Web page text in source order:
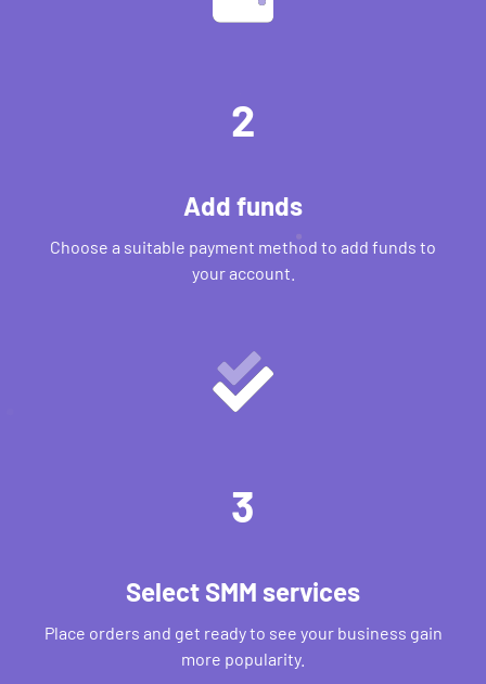
2
Add funds
Choose a suitable payment method to add funds to
your account.
3
Select SMM services
Place orders and get ready to see your business gain
more popularity.